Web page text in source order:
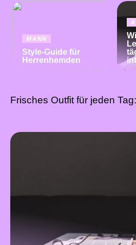
MANN
Style-Guide für
Herrenhemden
Frisches Outfit für jeden